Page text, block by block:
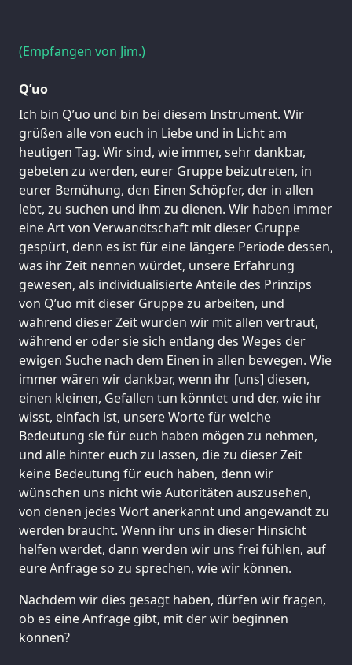
(Empfangen von Jim.)
Q’uo
Ich bin Q’uo und bin bei diesem Instrument. Wir
grüßen alle von euch in Liebe und in Licht am
heutigen Tag. Wir sind, wie immer, sehr dankbar,
gebeten zu werden, eurer Gruppe beizutreten, in
eurer Bemühung, den Einen Schöpfer, der in allen
lebt, zu suchen und ihm zu dienen. Wir haben immer
eine Art von Verwandtschaft mit dieser Gruppe
gespürt, denn es ist für eine längere Periode dessen,
was ihr Zeit nennen würdet, unsere Erfahrung
gewesen, als individualisierte Anteile des Prinzips
von Q’uo mit dieser Gruppe zu arbeiten, und
während dieser Zeit wurden wir mit allen vertraut,
während er oder sie sich entlang des Weges der
ewigen Suche nach dem Einen in allen bewegen. Wie
immer wären wir dankbar, wenn ihr [uns] diesen,
einen kleinen, Gefallen tun könntet und der, wie ihr
wisst, einfach ist, unsere Worte für welche
Bedeutung sie für euch haben mögen zu nehmen,
und alle hinter euch zu lassen, die zu dieser Zeit
keine Bedeutung für euch haben, denn wir
wünschen uns nicht wie Autoritäten auszusehen,
von denen jedes Wort anerkannt und angewandt zu
werden braucht. Wenn ihr uns in dieser Hinsicht
helfen werdet, dann werden wir uns frei fühlen, auf
eure Anfrage so zu sprechen, wie wir können.
Nachdem wir dies gesagt haben, dürfen wir fragen,
ob es eine Anfrage gibt, mit der wir beginnen
können?